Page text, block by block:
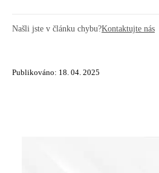
Našli jste v článku chybu?Kontaktujte nás
Publikováno: 18. 04. 2025